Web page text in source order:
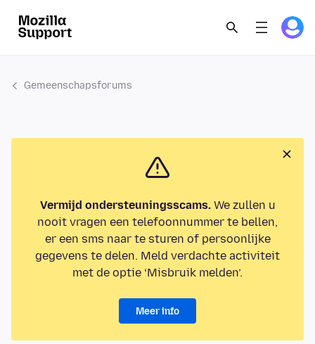
Gemeenschapsforums
Vermijd ondersteuningsscams.We zullen u
nooit vragen een telefoonnummer te bellen,
er een sms naar te sturen of persoonlijke
gegevens te delen. Meld verdachte activiteit
met de optie ‘Misbruik melden’.
Meer info